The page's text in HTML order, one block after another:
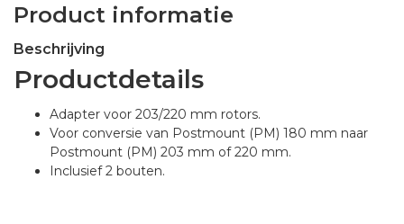
Product informatie
Beschrijving
Productdetails
Adapter voor 203/220 mm rotors.
Voor conversie van Postmount (PM) 180 mm naar
Postmount (PM) 203 mm of 220 mm.
Inclusief 2 bouten.